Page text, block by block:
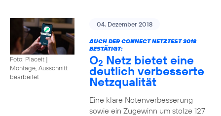
Foto: Placeit |
Montage, Ausschnitt
bearbeitet
04. Dezember 2018
AUCH DER CONNECT NETZTEST 2018
BESTÄTIGT:
O2 Netz bietet eine
deutlich verbesserte
Netzqualität
Eine klare Notenverbesserung
sowie ein Zugewinn um stolze 127